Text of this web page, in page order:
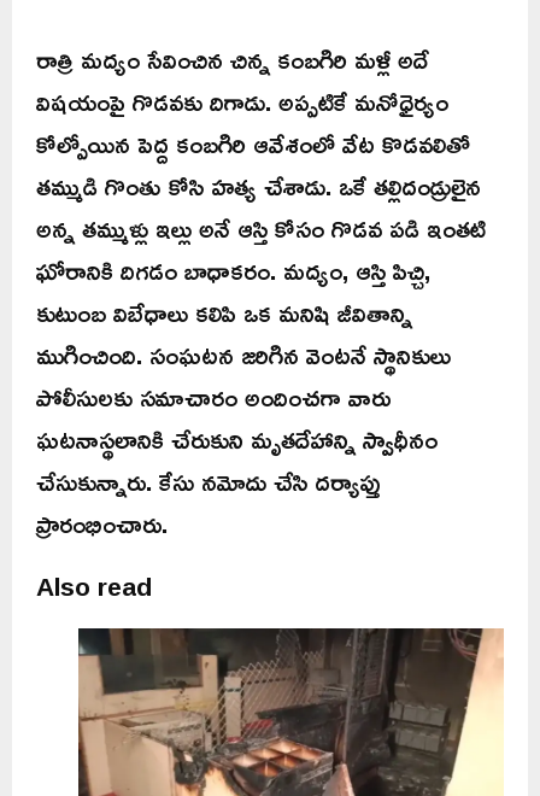
రాత్రి మద్యం సేవించిన చిన్న కంబగిరి మళ్లీ అదే
విషయంపై గొడవకు దిగాడు. అప్పటికే మనోధైర్యం
కోల్పోయిన పెద్ద కంబగిరి ఆవేశంలో వేట కొడవలితో
తమ్ముడి గొంతు కోసి హత్య చేశాడు. ఒకే తల్లిదండ్రులైన
అన్న తమ్ముళ్లు ఇల్లు అనే ఆస్తి కోసం గొడవ పడి ఇంతటి
ఘోరానికి దిగడం బాధాకరం. మద్యం, ఆస్తి పిచ్చి,
కుటుంబ విబేధాలు కలిపి ఒక మనిషి జీవితాన్ని
ముగించింది. సంఘటన జరిగిన వెంటనే స్థానికులు
పోలీసులకు సమాచారం అందించగా వారు
ఘటనాస్థలానికి చేరుకుని మృతదేహాన్ని స్వాధీనం
చేసుకున్నారు. కేసు నమోదు చేసి దర్యాప్తు
ప్రారంభించారు.
Also read